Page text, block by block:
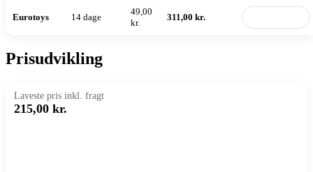
Eurotoys 14 dage
49,00
kr.
311,00 kr.
Prisudvikling
Laveste pris inkl. fragt
215,00 kr.